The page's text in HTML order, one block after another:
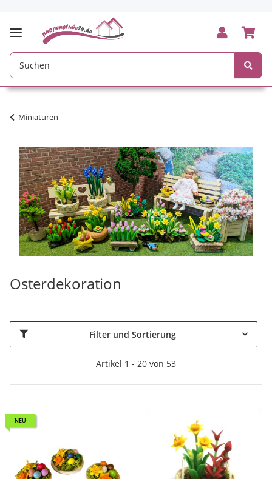
Miniaturen
Osterdekoration
Filter und Sortierung
Artikel 1 - 20 von 53
NEU